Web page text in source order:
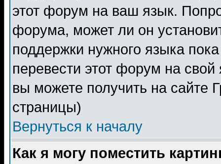
этот форум на ваш язык.
форума, может ли он
поддержки нужного языка
перевести этот форум на
вы можете получить на сайте
страницы)
Вернуться к началу
Как я могу поместить